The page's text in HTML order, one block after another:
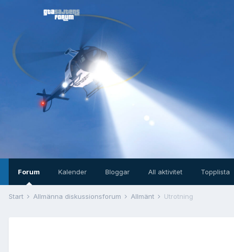
Forum Kalender Bloggar All aktivitet Topplista
Start Allmänna diskussionsforum Allmänt Utrotning